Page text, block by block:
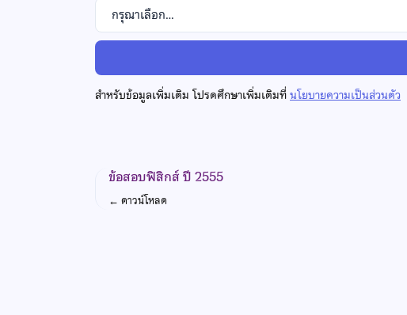
สำหรับข้อมูลเพิ่มเติม โปรดศึกษาเพิ่มเติมที่นโยบายความเป็นส่วนตัว
ข้อสอบฟิสิกส์ ปี 2555
← ดาวน์โหลด